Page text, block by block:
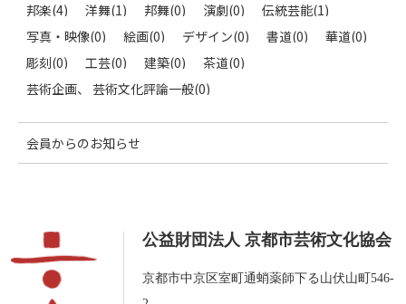
邦楽(4)
洋舞(1) 邦舞(0) 演劇(0)
伝統芸能(1)
写真・映像(0)
絵画(0) デザイン(0) 書道(0)
華道(0)
彫刻(0)
工芸(0) 建築(0)
茶道(0)
芸術企画、 芸術文化評論一般(0)
会員からのお知らせ
公益財団法人 京都市芸術文化協会
京都市中京区室町通蛸薬師下る山伏山町546-